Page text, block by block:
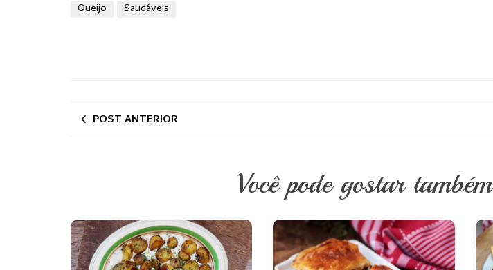
Queijo
Saudáveis
POST ANTERIOR
Você pode gostar também